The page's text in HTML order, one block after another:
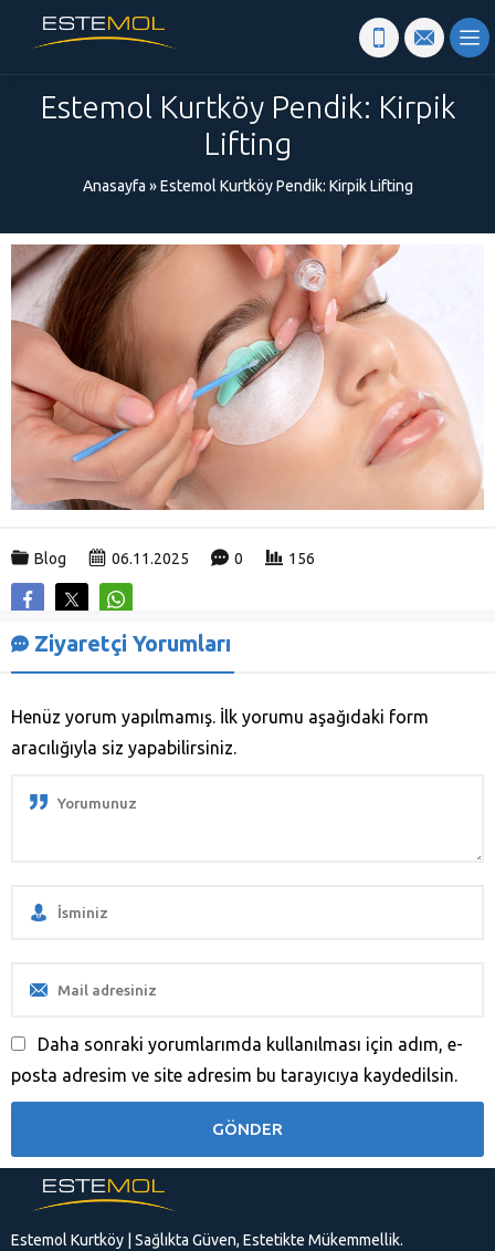
Estemol Kurtköy Pendik: Kirpik
Lifting
Anasayfa »Estemol Kurtköy Pendik: Kirpik Lifting
Blog 06.11.2025 0 156
Ziyaretçi Yorumları
Henüz yorum yapılmamış. İlk yorumu aşağıdaki form
aracılığıyla siz yapabilirsiniz.
Daha sonraki yorumlarımda kullanılması için adım, e-
posta adresim ve site adresim bu tarayıcıya kaydedilsin.
Estemol Kurtköy | Sağlıkta Güven, Estetikte Mükemmellik.